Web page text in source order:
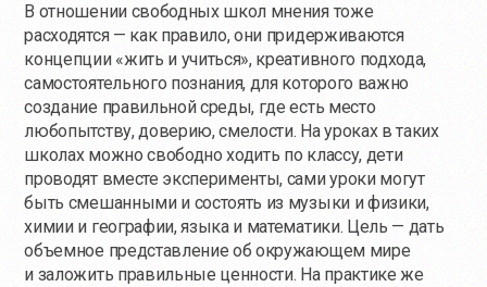
В отношении свободных школ мнения тоже
расходятся — как правило, они придерживаются
концепции «жить и учиться», креативного подхода,
самостоятельного познания, для которого важно
создание правильной среды, где есть место
любопытству, доверию, смелости. На уроках в таких
школах можно свободно ходить по классу, дети
проводят вместе эксперименты, сами уроки могут
быть смешанными и состоять из музыки и физики,
химии и географии, языка и математики. Цель — дать
объемное представление об окружающем мире
и заложить правильные ценности. На практике же